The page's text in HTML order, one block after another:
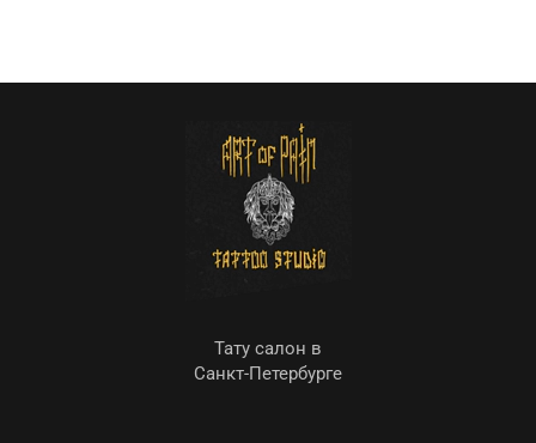
Тату салон в
Санкт-Петербурге